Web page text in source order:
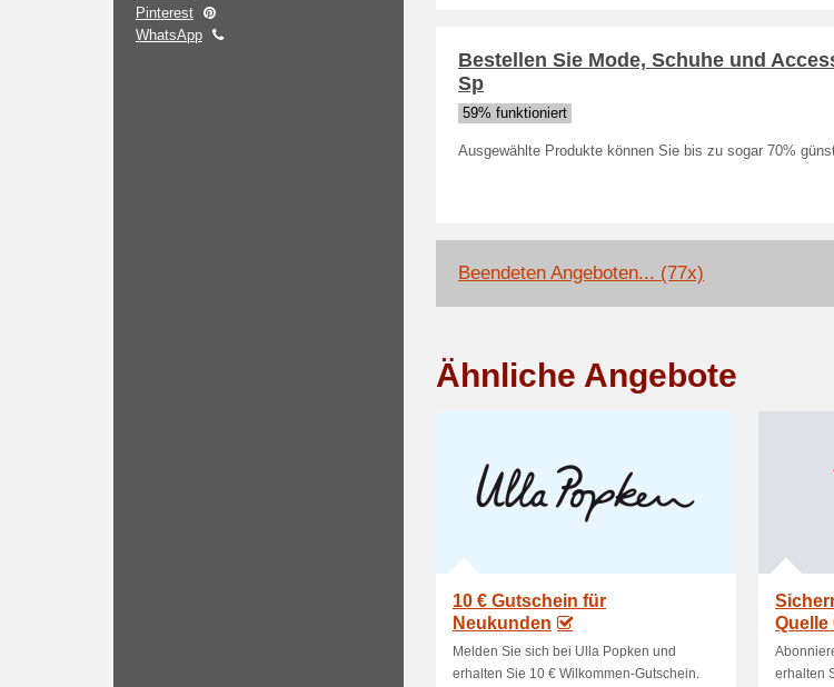
Pinterest
WhatsApp
Bestellen Sie Mode, Schuhe und
Sp
59% funktioniert
Ausgewählte Produkte können Sie bis zu sogar 70%
Beendeten Angeboten... (77x)
Ähnliche Angebote
10 € Gutschein für
Neukunden
Melden Sie sich bei Ulla Popken und
erhalten Sie 10 € Wilkommen-Gutschein.
Quelle
erhalten